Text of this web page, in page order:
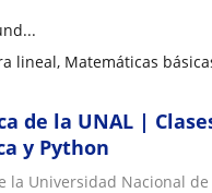
lineal, Matemáticas
de la UNAL |
y Python
la Universidad Nacional